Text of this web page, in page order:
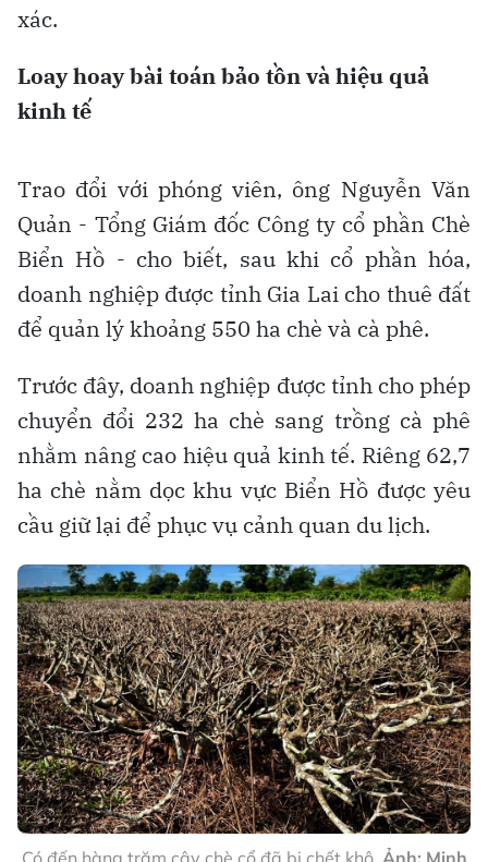
xác.
Loay hoay bài toán bảo tồn và hiệu quả
kinh tế
Trao đổi với phóng viên, ông Nguyễn Văn
Quản - Tổng Giám đốc Công ty cổ phần Chè
Biển Hồ - cho biết, sau khi cổ phần hóa,
doanh nghiệp được tỉnh Gia Lai cho thuê đất
để quản lý khoảng 550 ha chè và cà phê.
Trước đây, doanh nghiệp được tỉnh cho phép
chuyển đổi 232 ha chè sang trồng cà phê
nhằm nâng cao hiệu quả kinh tế. Riêng 62,7
ha chè nằm dọc khu vực Biển Hồ được yêu
cầu giữ lại để phục vụ cảnh quan du lịch.